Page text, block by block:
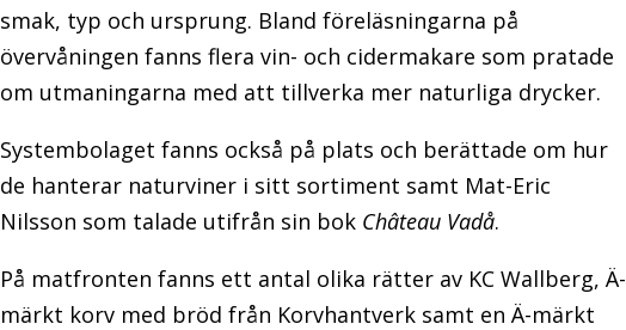
smak, typ och ursprung. Bland föreläsningarna på
övervåningen fanns flera vin- och cidermakare som pratade
om utmaningarna med att tillverka mer naturliga drycker.
Systembolaget fanns också på plats och berättade om hur
de hanterar naturviner i sitt sortiment samt Mat-Eric
Nilsson som talade utifrån sin bok Château Vadå.
På matfronten fanns ett antal olika rätter av KC Wallberg, Ä-
märkt korv med bröd från Korvhantverk samt en Ä-märkt